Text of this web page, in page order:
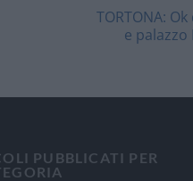
TORTONA:
e
PUBBLICATI PER